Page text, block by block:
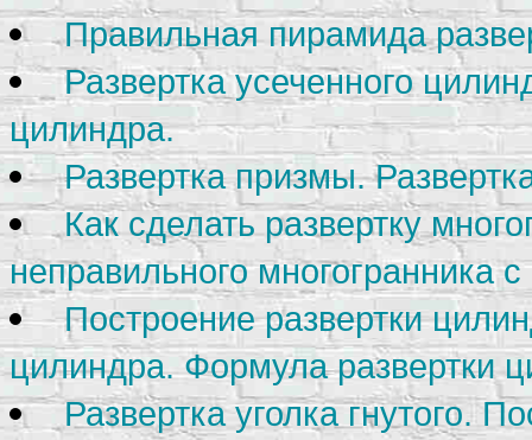
Правильная пирамида
Развертка усеченного
цилиндра.
Развертка призмы.
Как сделать развертку
неправильного многогранника
Построение развертки
цилиндра. Формула развертки
Развертка уголка гнутого.